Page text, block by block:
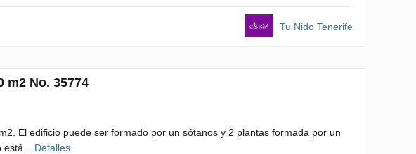
Tu Nido Tenerife
m2 No. 35774
El edificio puede ser formado por un sótanos y 2 plantas formada por un
Detalles